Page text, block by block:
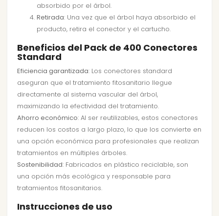
absorbido por el árbol.
Retirada: Una vez que el árbol haya absorbido el
producto, retira el conector y el cartucho.
Beneficios del Pack de 400 Conectores
Standard
Eficiencia garantizada: Los conectores standard
aseguran que el tratamiento fitosanitario llegue
directamente al sistema vascular del árbol,
maximizando la efectividad del tratamiento.
Ahorro económico: Al ser reutilizables, estos conectores
reducen los costos a largo plazo, lo que los convierte en
una opción económica para profesionales que realizan
tratamientos en múltiples árboles.
Sostenibilidad: Fabricados en plástico reciclable, son
una opción más ecológica y responsable para
tratamientos fitosanitarios.
Instrucciones de uso